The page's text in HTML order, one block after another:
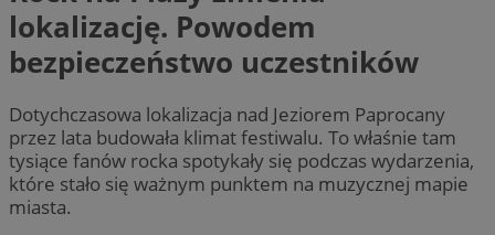
lokalizację. Powodem
bezpieczeństwo uczestników
Dotychczasowa lokalizacja nad Jeziorem Paprocany
przez lata budowała klimat festiwalu. To właśnie tam
tysiące fanów rocka spotykały się podczas wydarzenia,
które stało się ważnym punktem na muzycznej mapie
miasta.